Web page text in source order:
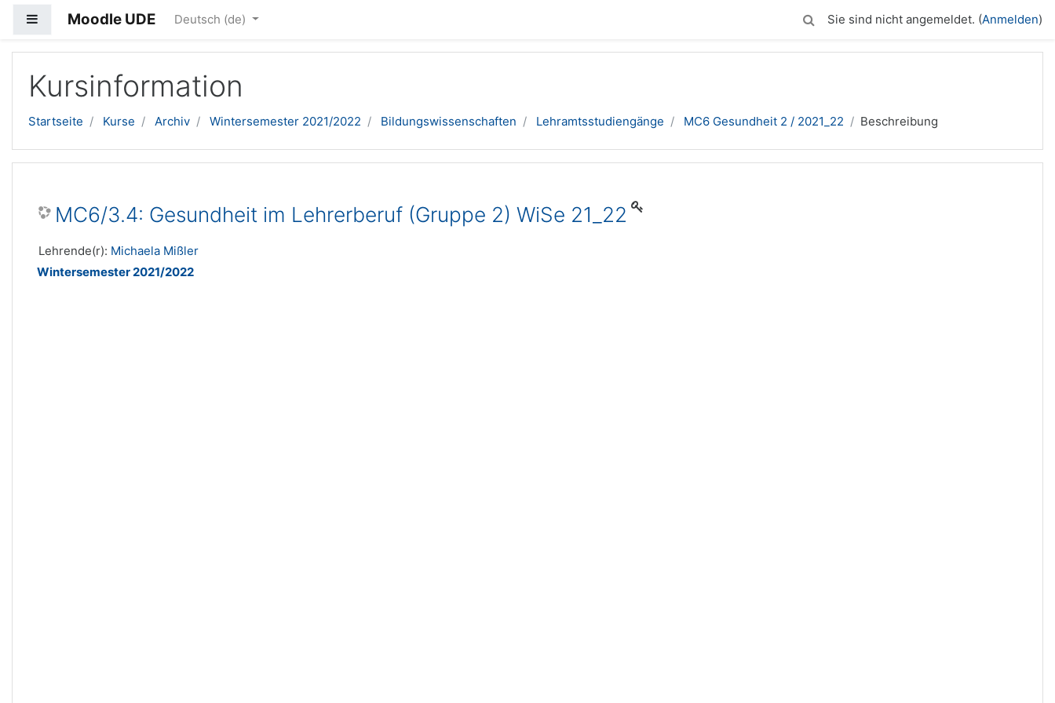
Website-Übersicht
Moodle UDE Deutsch ‎(de)‎ Sie sind nicht angemeldet. (Anmelden)
Kursinformation
Startseite Kurse Archiv Wintersemester 2021/2022 Bildungswissenschaften Lehramtsstudiengänge MC6 Gesundheit 2 / 2021_22 Beschreibung
MC6/3.4: Gesundheit im Lehrerberuf (Gruppe 2) WiSe 21_22
Lehrende(r): Michaela Mißler
Wintersemester 2021/2022